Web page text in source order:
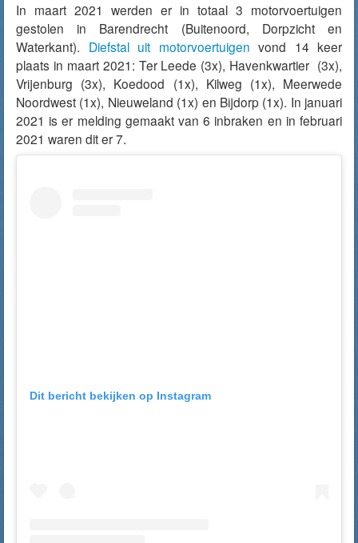
In maart 2021 werden er in totaal 3 motorvoertuigen
gestolen in Barendrecht (Buitenoord, Dorpzicht en
Waterkant). Diefstal uit motorvoertuigen vond 14 keer
plaats in maart 2021: Ter Leede (3x), Havenkwartier (3x),
Vrijenburg (3x), Koedood (1x), Kilweg (1x), Meerwede
Noordwest (1x), Nieuweland (1x) en Bijdorp (1x). In januari
2021 is er melding gemaakt van 6 inbraken en in februari
2021 waren dit er 7.
Dit bericht bekijken op Instagram